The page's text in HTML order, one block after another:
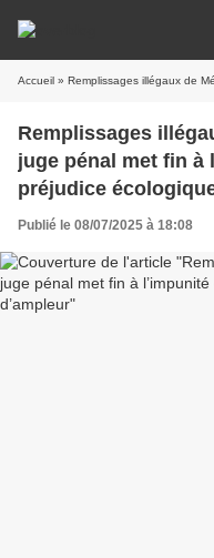
Accueil » Remplissages illégaux de Mégabassines : le
Remplissages
juge pénal met fin à
préjudice
Publié le 08/07/2025 à 18:08